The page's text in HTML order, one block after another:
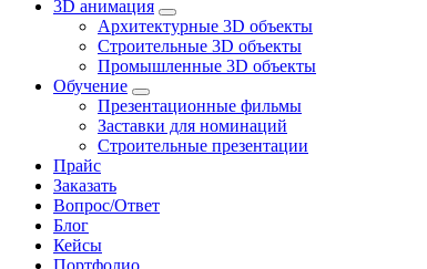
3D анимация
Архитектурные 3D объекты
Строительные 3D объекты
Промышленные 3D объекты
Обучение
Презентационные фильмы
Заставки для номинаций
Строительные презентации
Прайс
Заказать
Вопрос/Ответ
Блог
Кейсы
Портфолио